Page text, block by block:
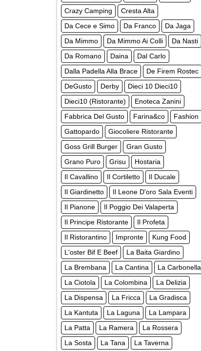
Crazy Camping
Cresta Alta
Da Cece e Simo
Da Franco
Da Jaga
Da Mimmo
Da Mimmo Ai Colli
Da Nasti
Da Romano
Daina
Dal Carlo
Dalla Padella Alla Brace
De Firem Rostec
DeGusto
Derby
Dieci 10 Dieci10
Dieci10 (Ristorante)
Enoteca Zanini
Fabbrica Del Gusto
Farina&co
Fashion
Gattopardo
Giocoliere Ristorante
Goss Grill Burger
Gran Gusto
Grano Puro
Grisu
Hostaria
Il Cavallino
Il Cortiletto
Il Ducale
Il Giardinetto
Il Leone D'oro Sala Eventi
Il Pianone
Il Poggio Dei Valaperta
Il Principe Ristorante
Il Profeta
Il Ristorantino
Impronte
Kung Food
L'oster Bif E Beef
La Baita Giardino
La Brembana
La Cantina
La Carbonella
La Ciotola
La Colombina
La Delizia
La Dispensa
La Fricca
La Gradisca
La Kantuta
La Laguna
La Lampara
La Patta
La Ramera
La Rossera
La Sosta
La Tana
La Taverna